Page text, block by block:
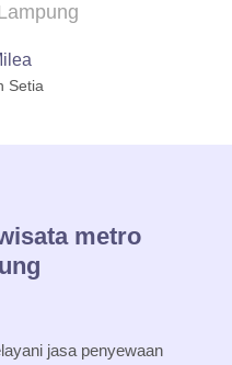
Setia
metro
jasa penyewaan